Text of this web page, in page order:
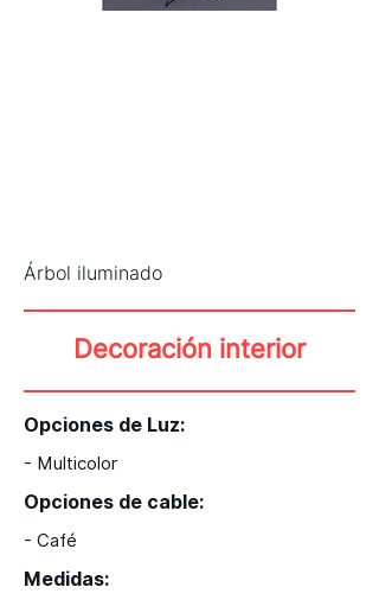
Árbol iluminado
Decoración interior
Opciones de Luz:
- Multicolor
Opciones de cable:
- Café
Medidas: